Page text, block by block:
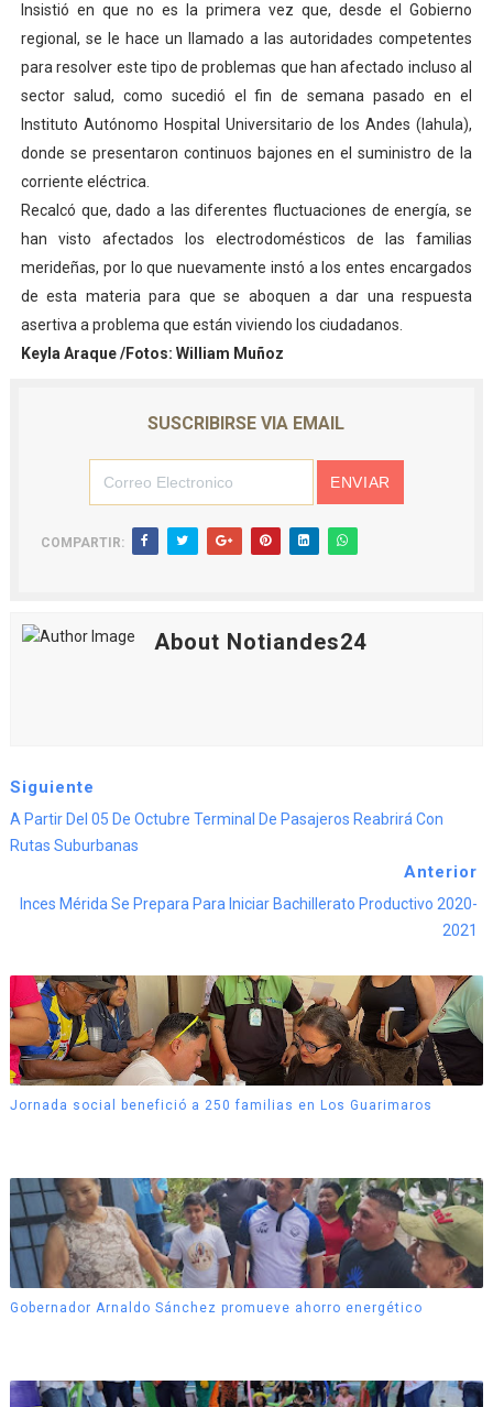
Insistió en que no es la primera vez que, desde el Gobierno
regional, se le hace un llamado a las autoridades competentes
para resolver este tipo de problemas que han afectado incluso al
sector salud, como sucedió el fin de semana pasado en el
Instituto Autónomo Hospital Universitario de los Andes (Iahula),
donde se presentaron continuos bajones en el suministro de la
corriente eléctrica.
Recalcó que, dado a las diferentes fluctuaciones de energía, se
han visto afectados los electrodomésticos de las familias
merideñas, por lo que nuevamente instó a los entes encargados
de esta materia para que se aboquen a dar una respuesta
asertiva a problema que están viviendo los ciudadanos.
Keyla Araque /Fotos: William Muñoz
SUSCRIBIRSE VIA EMAIL
COMPARTIR:
About Notiandes24
Siguiente
A Partir Del 05 De Octubre Terminal De Pasajeros Reabrirá Con
Rutas Suburbanas
Anterior
Inces Mérida Se Prepara Para Iniciar Bachillerato Productivo 2020-
2021
Jornada social benefició a 250 familias en Los Guarimaros
Gobernador Arnaldo Sánchez promueve ahorro energético